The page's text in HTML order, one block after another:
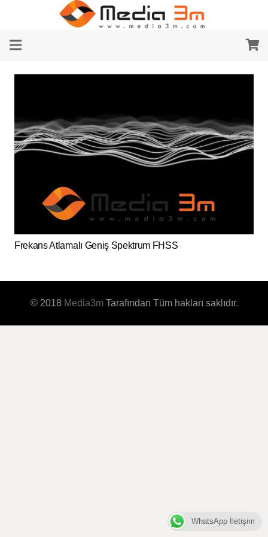
Frekans Atlamalı Geniş Spektrum FHSS
© 2018 Media3mTarafından Tüm hakları saklıdır.
WhatsApp İletişim